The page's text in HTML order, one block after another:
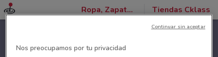
Ropa, Zapatos y Accesorios Tiendas Cklass
Nos preocupamos por tu privacidad
Continuar sin aceptar